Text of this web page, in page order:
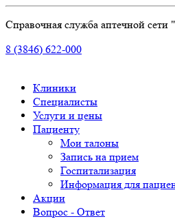
Справочная служба аптечной
8 (3846) 622-000
Клиники
Специалисты
Услуги и цены
Пациенту
Мои талоны
Запись на прием
Госпитализация
Информация для
Акции
Вопрос - Ответ